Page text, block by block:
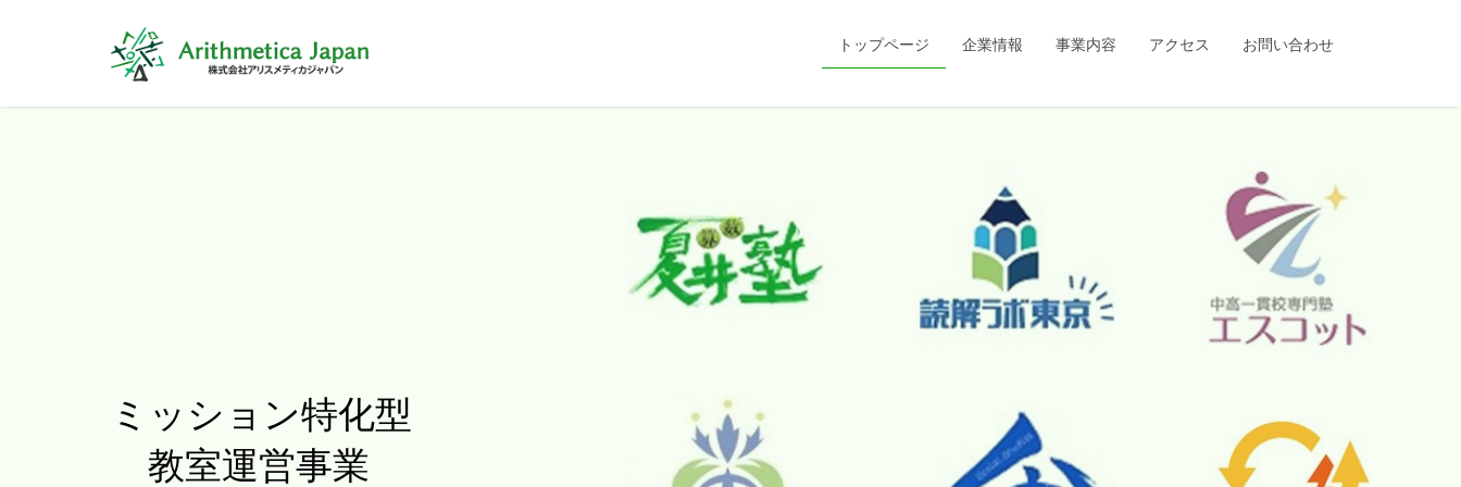
トップページ 企業情報 事業内容 アクセス お問い合わせ
ミッション特化型
教室運営事業